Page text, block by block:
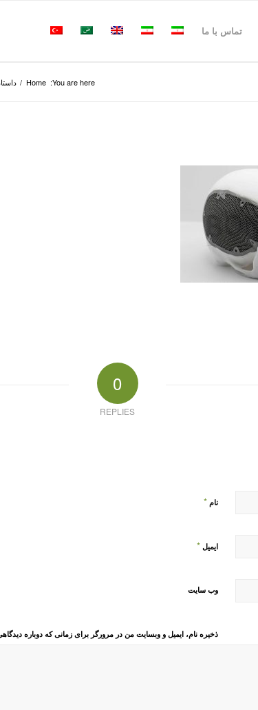
تماس با ما
You are here:
Home
/
0
REPLIES
نام *
ایمیل *
وب‌ سایت
ذخیره نام، ایمیل و وبسایت من در مرورگر برای زمانی که دوباره